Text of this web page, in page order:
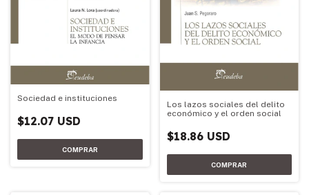
Sociedad e instituciones
$12.07 USD
Los lazos sociales del delito
económico y el orden social
$18.86 USD